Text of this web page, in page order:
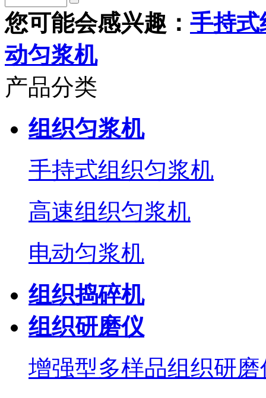
您可能会感兴趣： 手持式
动匀浆机
产品分类
组织匀浆机
手持式组织匀浆机
高速组织匀浆机
电动匀浆机
组织捣碎机
组织研磨仪
增强型多样品组织研磨